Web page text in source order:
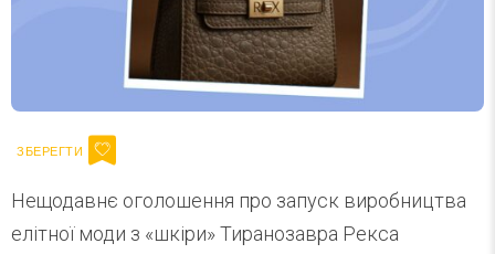
Нещодавнє оголошення про запуск виробництва
елітної моди з «шкіри» Тиранозавра Рекса